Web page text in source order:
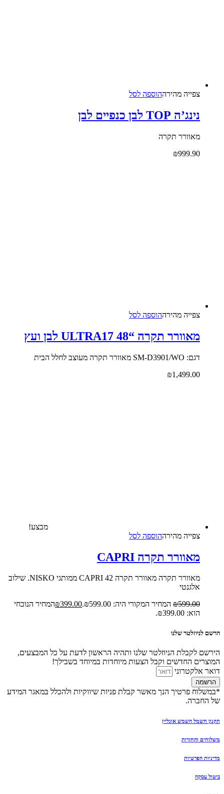
צפייה‬ ‫מהירה‬הוספה לסל
נינג’ה TOP לבן כנפיים לבן
מאוורר תקרה
₪999.90
צפייה‬ ‫מהירה‬הוספה לסל
מאוורר תקרה “48 ULTRA17 לבן ועץ
דגם: SM-D3901/WO מאוורר תקרה מעוצב לחלל הבית
₪1,499.00
מבצע!
צפייה‬ ‫מהירה‬הוספה לסל
מאוורר תקרה CAPRI
מאוורר תקרה מאוורר תקרה CAPRI 42 ממותגי NISKO. שילוב
אלגנטי
₪599.00 המחיר המקורי היה: ₪599.00. ₪399.00
המחיר הנוכחי
הוא: ₪399.00.
הרשם לניוזלטר שלנו
הירשם לקבלת הניוזלטר שלנו ותהיה הראשון לדעת על כל המבצעים,
המוצרים החדשים וקבל הצעות מיוחדות במיוחד בשבילך!
דואר אלקטרוני
הרשמה
*במשלוח פרטיך הנך מאשר קבלת פניות שיווקיות ולהכלל במאגר המידע
של החברה.
תקנון חשמל השמש אונליין
משלוחים והחזרות
מדיניות הפרטיות
ביטול עסקה